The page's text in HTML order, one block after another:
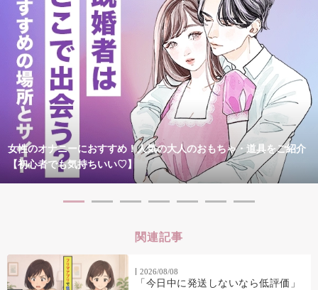
女性のオナニーにおすすめ！人気の大人のおもちゃ・道具をご紹介
【初心者でも気持ちいい♡】
関連記事
2026/08/08
「今日中に発送しないなら低評価」